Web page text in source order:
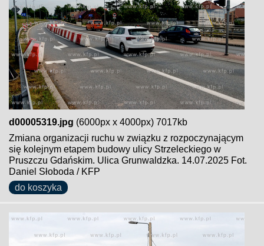
d00005319.jpg (6000px x 4000px) 7017kb
Zmiana organizacji ruchu w związku z rozpoczynającym
się kolejnym etapem budowy ulicy Strzeleckiego w
Pruszczu Gdańskim. Ulica Grunwaldzka. 14.07.2025 Fot.
Daniel Słoboda / KFP
do koszyka